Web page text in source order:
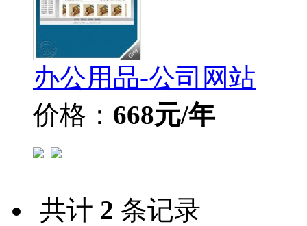
办公用品-公司网站
价格： 668元/年
共计 2 条记录